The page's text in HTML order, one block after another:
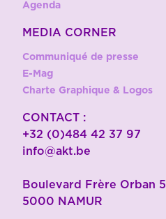
Agenda
MEDIA CORNER
Communiqué de presse
E-Mag
Charte Graphique & Logos
CONTACT :
+32 (0)484 42 37 97
info@akt.be
Boulevard Frère Orban 5
5000 NAMUR